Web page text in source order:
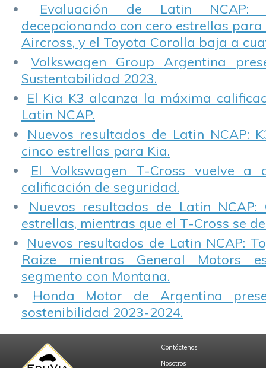
Evaluación de Latin NCAP:
decepcionando con cero estrellas para
Aircross, y el Toyota Corolla baja a
Volkswagen Group Argentina
Sustentabilidad 2023.
El Kia K3 alcanza la máxima
Latin NCAP.
Nuevos resultados de Latin NCAP:
cinco estrellas para Kia.
El Volkswagen T-Cross vuelve a
calificación de seguridad.
Nuevos resultados de Latin NCAP:
estrellas, mientras que el T-Cross se
Nuevos resultados de Latin NCAP:
Raize mientras General Motors
segmento con Montana.
Honda Motor de Argentina
sostenibilidad 2023-2024.
Contáctenos
Nosotros